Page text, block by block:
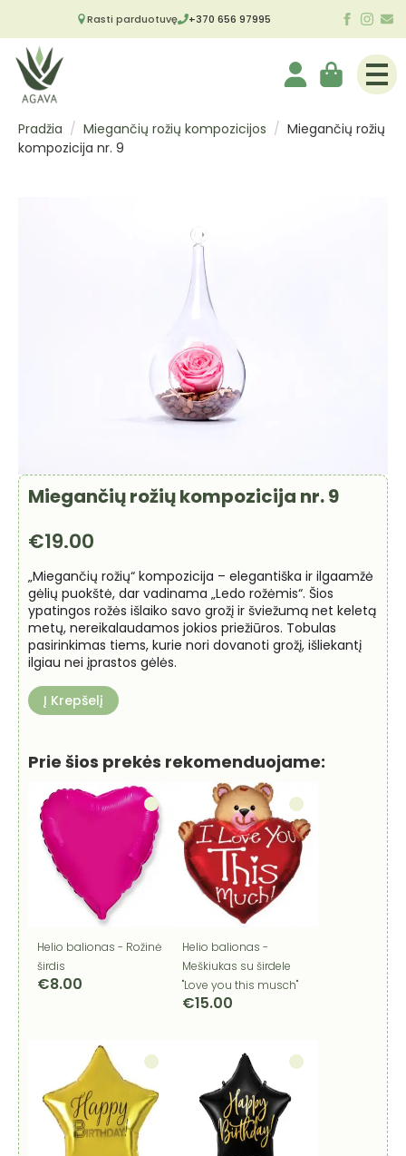
Rasti parduotuvę +370 656 97995
Pradžia Miegančių rožių kompozicijos
Miegančių rožių
kompozicija nr. 9
Miegančių rožių kompozicija nr. 9
€19.00
„Miegančių rožių“ kompozicija – elegantiška ir ilgaamžė
gėlių puokštė, dar vadinama „Ledo rožėmis“. Šios
ypatingos rožės išlaiko savo grožį ir šviežumą net keletą
metų, nereikalaudamos jokios priežiūros. Tobulas
pasirinkimas tiems, kurie nori dovanoti grožį, išliekantį
ilgiau nei įprastos gėlės.
Į Krepšelį
Prie šios prekės rekomenduojame:
Helio balionas - Rožinė
širdis
€8.00
Helio balionas -
Meškiukas su širdele
"Love you this musch"
€15.00